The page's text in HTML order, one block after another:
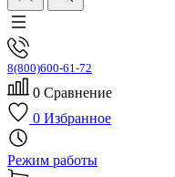
8(800)600-61-72
0 Сравнение
0 Избранное
Режим работы